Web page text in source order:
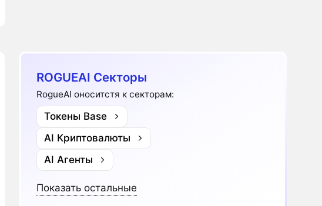
ROGUEAI Секторы
RogueAI оноситстя к секторам:
Токены Base
AI Криптовалюты
AI Агенты
Показать остальные